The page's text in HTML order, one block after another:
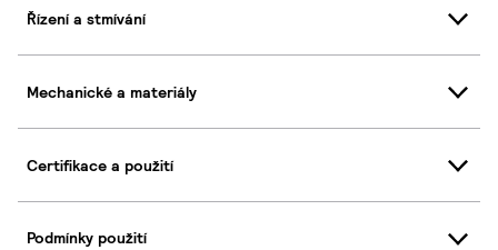
Řízení a stmívání
Mechanické a materiály
Certifikace a použití
Podmínky použití